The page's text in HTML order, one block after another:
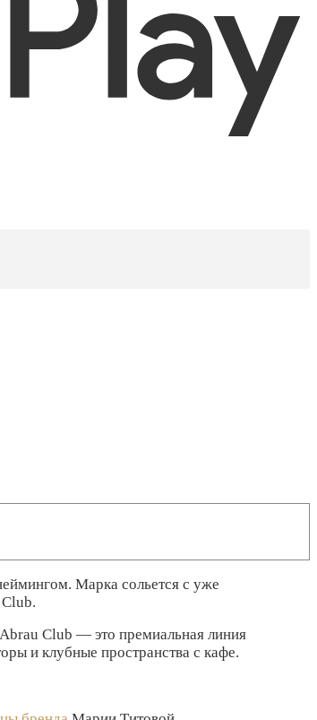
Марка сольется с уже
Club — это премиальная линия
и клубные пространства с кафе.